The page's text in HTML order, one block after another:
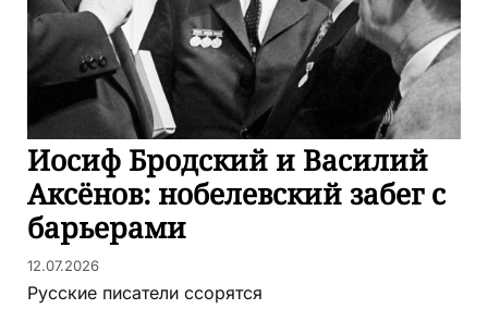
Иосиф Бродский и Василий
Аксёнов: нобелевский забег с
барьерами
12.07.2026
Русские писатели ссорятся